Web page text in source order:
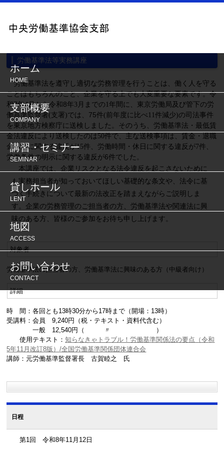
ホーム
HOME
支部概要
COMPANY
講習・セミナー
SEMINAR
貸しホール
LENT
地図
ACCESS
お問い合わせ
CONTACT
労働基準法等実務講座
労働基準法を遵守し適切な労務管理を行うことは、働く人を守る
ことはもちろんのこと、企業を守る上でも大変重要な要素です。令
和7年4月から令和8年3 月までの 1年間に、東京労働局及び管下の労
働基準監督署(支署 )では、75件(前年度に比べ11件減少)の司法事件
を東京地方検察庁に送検しました。そのうち、労働基準法・最低賃
金法違反により送検したのは 50件で、主な送検事項は、賃金・退職
金不払に関する違反が15件 、労働時間・休日に関する違反が7件、
労働条件の明示に関する違反が6件でした。
本講座では、企業リスクとなる法令違反を起こさないために
も実務担当者が知っておいてほしい基礎的な条文や、法令に基
づく手続きについて最新の法改正を踏まえながらご説明しま
す。企業の労務管理のご担当者の方、労働基準法や関連法に興
味のある方、皆様のご参加をお待ち申し上げます。
対象者
労働基準法の担当者の方、労働基準法に興味のある方（中級者向け）
詳細
時 間：各回とも13時30分から17時まで（開場：13時）
受講料：会員 9,240円（税・テキスト・資料代含む）
一般 12,540円（ 〃 ）
使用テキスト：知らなきゃトラブル！労働基準関係法の要点（令和
5年11月改訂8版）/全国労働基準関係団体連合会
講師：元労働基準監督署長 古賀睦之 氏
日程
第1回 令和8年11月12日